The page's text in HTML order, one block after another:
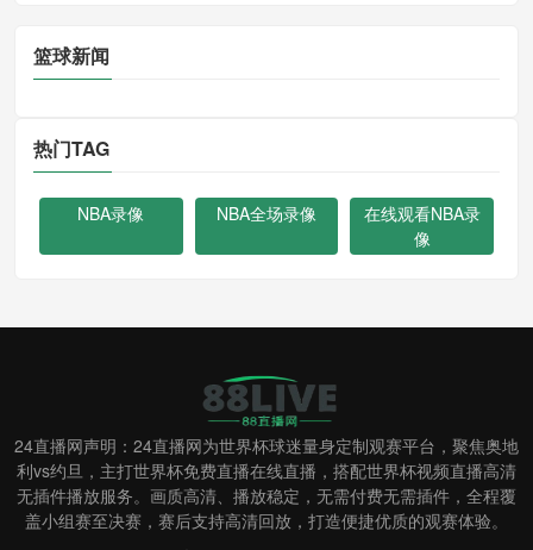
篮球新闻
热门TAG
NBA录像 NBA全场录像
在线观看NBA录
像
24直播网声明：24直播网为世界杯球迷量身定制观赛平台，聚焦奥地
利vs约旦，主打世界杯免费直播在线直播，搭配世界杯视频直播高清
无插件播放服务。画质高清、播放稳定，无需付费无需插件，全程覆
盖小组赛至决赛，赛后支持高清回放，打造便捷优质的观赛体验。